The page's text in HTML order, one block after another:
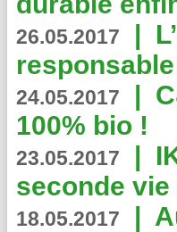
26.05.2017 |
24.05.2017 |
100% bio !
23.05.2017 |
seconde
18.05.2017 |